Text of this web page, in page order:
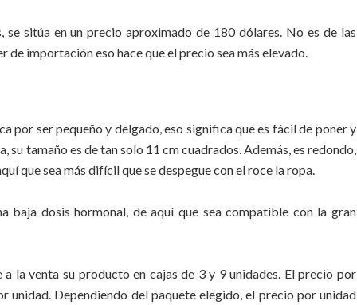
se sitúa en un precio aproximado de 180 dólares. No es de las
de importación eso hace que el precio sea más elevado.
por ser pequeño y delgado, eso significa que es fácil de poner y
su tamaño es de tan solo 11 cm cuadrados. Además, es redondo,
que sea más difícil que se despegue con el roce la ropa.
baja dosis hormonal, de aquí que sea compatible con la gran
a la venta su producto en cajas de 3 y 9 unidades. El precio por
unidad. Dependiendo del paquete elegido, el precio por unidad